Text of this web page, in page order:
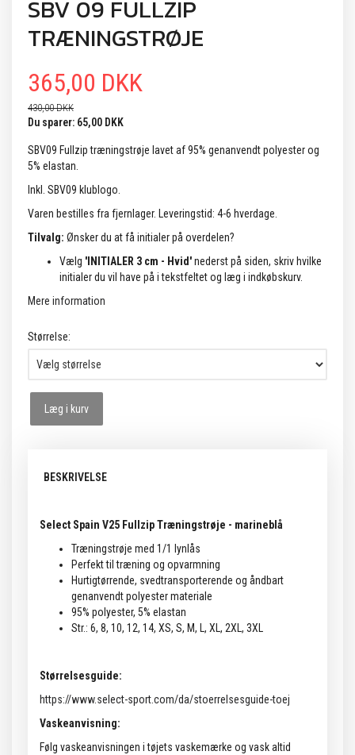
SBV 09 FULLZIP
TRÆNINGSTRØJE
365,00 DKK
430,00 DKK
Du sparer: 65,00 DKK
SBV09 Fullzip træningstrøje lavet af 95% genanvendt polyester og
5% elastan.
Inkl. SBV09 klublogo.
Varen bestilles fra fjernlager. Leveringstid: 4-6 hverdage.
Tilvalg: Ønsker du at få initialer på overdelen?
Vælg 'INITIALER 3 cm - Hvid'nederst på siden, skriv hvilke
initialer du vil have på i tekstfeltet og læg i indkøbskurv.
Mere information
Størrelse:
Læg i kurv
BESKRIVELSE
Select Spain V25 Fullzip Træningstrøje - marineblå
Træningstrøje med 1/1 lynlås
Perfekt til træning og opvarmning
Hurtigtørrende, svedtransporterende og åndbart
genanvendt polyester materiale
95% polyester, 5% elastan
Str.: 6, 8, 10, 12, 14, XS, S, M, L, XL, 2XL, 3XL
Størrelsesguide:
https://www.select-sport.com/da/stoerrelsesguide-toej
Vaskeanvisning:
Følg vaskeanvisningen i tøjets vaskemærke og vask altid